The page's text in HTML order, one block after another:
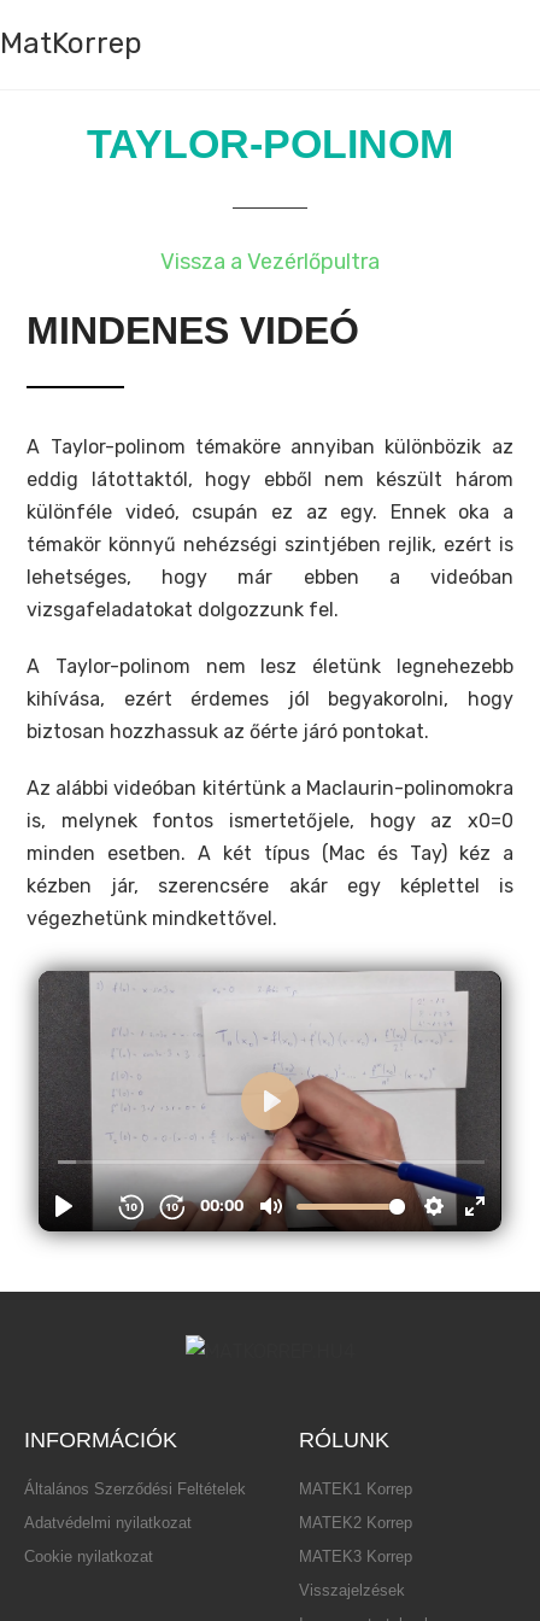
MatKorrep
TAYLOR-POLINOM
Vissza a Vezérlőpultra
MINDENES VIDEÓ
A Taylor-polinom témaköre annyiban különbözik az
eddig látottaktól, hogy ebből nem készült három
különféle videó, csupán ez az egy. Ennek oka a
témakör könnyű nehézségi szintjében rejlik, ezért is
lehetséges, hogy már ebben a videóban
vizsgafeladatokat dolgozzunk fel.
A Taylor-polinom nem lesz életünk legnehezebb
kihívása, ezért érdemes jól begyakorolni, hogy
biztosan hozzhassuk az őérte járó pontokat.
Az alábbi videóban kitértünk a Maclaurin-polinomokra
is, melynek fontos ismertetőjele, hogy az x0=0
minden esetben. A két típus (Mac és Tay) kéz a
kézben jár, szerencsére akár egy képlettel is
végezhetünk mindkettővel.
INFORMÁCIÓK
Általános Szerződési Feltételek
Adatvédelmi nyilatkozat
Cookie nyilatkozat
RÓLUNK
MATEK1 Korrep
MATEK2 Korrep
MATEK3 Korrep
Visszajelzések